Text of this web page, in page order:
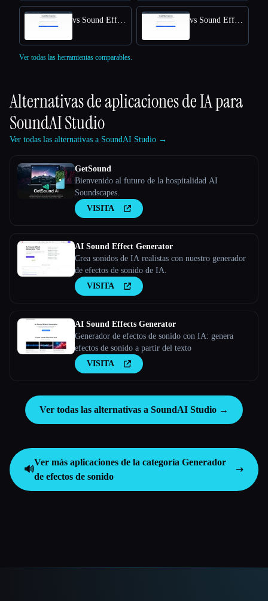
vs Sound Effect Generator vs Sound Effects Generator
Ver todas las herramientas comparables.
Alternativas de aplicaciones de IA para
SoundAI Studio
Ver todas las alternativas a SoundAI Studio →
GetSound
Bienvenido al futuro de la hospitalidad AI
Soundscapes.
VISITA
AI Sound Effect Generator
Crea sonidos de IA realistas con nuestro generador
de efectos de sonido de IA.
VISITA
AI Sound Effects Generator
Generador de efectos de sonido con IA: genera
efectos de sonido a partir del texto
VISITA
Ver todas las alternativas a SoundAI Studio →
🔊
Ver más aplicaciones de la categoría Generador
de efectos de sonido